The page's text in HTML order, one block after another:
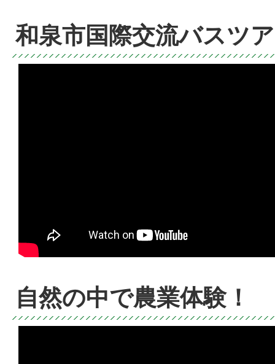
和泉市国際交流バスツ
自然の中で農業体験！